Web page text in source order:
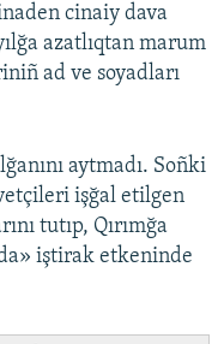
cinaiy dava
azatlıqtan marum
ad ve soyadları
aytmadı. Soñki
işğal etilgen
tutıp, Qırımğa
iştirak etkeninde